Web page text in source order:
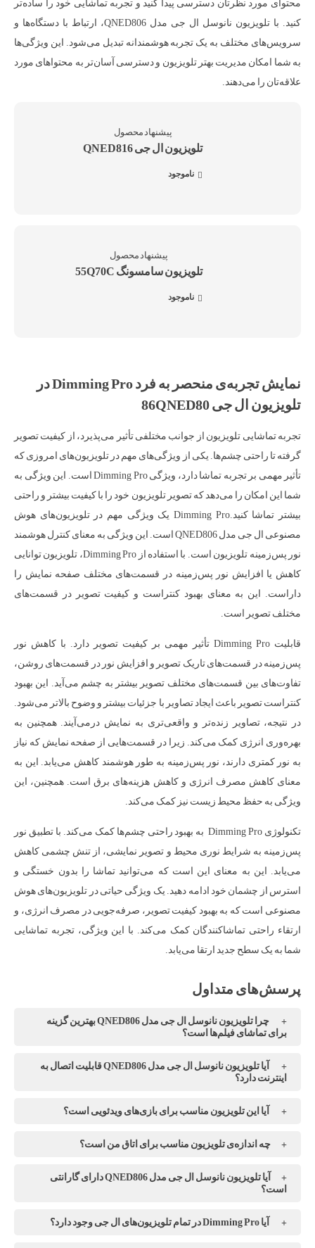
محتوای مورد نظرتان دسترسی پیدا کنید و تجربه تماشایی خود را ساده‌تر
کنید. با تلویزیون نانوسل ال جی مدل QNED806، ارتباط با دستگاه‌ها و
سرویس‌های مختلف به یک تجربه هوشمندانه تبدیل می‌شود. این ویژگی‌ها
به شما امکان مدیریت بهتر تلویزیون و دسترسی آسان‌تر به محتواهای مورد
علاقه‌تان را می‌دهند.
تلویزیون ال جی QNED816
ناموجود
تلویزیون سامسونگ 55Q70C
ناموجود
نمایش تجربه‌ی منحصر به فرد Dimming Pro در
تلویزیون ال جی 86QNED80
تجربه تماشایی تلویزیون از جوانب مختلفی تأثیر می‌پذیرد، از کیفیت تصویر
گرفته تا راحتی چشم‌ها. یکی از ویژگی‌های مهم در تلویزیون‌های امروزی که
تأثیر مهمی بر تجربه تماشا دارد، ویژگی Dimming Pro است. این ویژگی به
شما این امکان را می‌دهد که تصویر تلویزیون خود را با کیفیت بیشتر و راحتی
بیشتر تماشا کنید.Dimming Pro یک ویژگی مهم در تلویزیون‌های هوش
مصنوعی ال جی مدل QNED806 است. این ویژگی به معنای کنترل هوشمند
نور پس‌زمینه تلویزیون است. با استفاده از Dimming Pro، تلویزیون توانایی
کاهش یا افزایش نور پس‌زمینه در قسمت‌های مختلف صفحه نمایش را
داراست. این به معنای بهبود کنتراست و کیفیت تصویر در قسمت‌های
مختلف تصویر است.
قابلیت Dimming Pro تأثیر مهمی بر کیفیت تصویر دارد. با کاهش نور
پس‌زمینه در قسمت‌های تاریک تصویر و افزایش نور در قسمت‌های روشن،
تفاوت‌های بین قسمت‌های مختلف تصویر بیشتر به چشم می‌آید. این بهبود
کنتراست تصویر باعث ایجاد تصاویر با جزئیات بیشتر و وضوح بالاتر می‌شود.
در نتیجه، تصاویر زنده‌تر و واقعی‌تری به نمایش درمی‌آیند. همچنین به
بهره‌وری انرژی کمک می‌کند. زیرا در قسمت‌هایی از صفحه نمایش که نیاز
به نور کمتری دارند، نور پس‌زمینه به طور هوشمند کاهش می‌یابد. این به
معنای کاهش مصرف انرژی و کاهش هزینه‌های برق است. همچنین، این
ویژگی به حفظ محیط زیست نیز کمک می‌کند.
تکنولوژی Dimming Pro به بهبود راحتی چشم‌ها کمک می‌کند. با تطبیق نور
پس‌زمینه به شرایط نوری محیط و تصویر نمایشی، از تنش چشمی کاهش
می‌یابد. این به معنای این است که می‌توانید تماشا را بدون خستگی و
استرس از چشمان خود ادامه دهید. یک ویژگی حیاتی در تلویزیون‌های هوش
مصنوعی است که به بهبود کیفیت تصویر، صرفه‌جویی در مصرف انرژی، و
ارتقاء راحتی تماشاکنندگان کمک می‌کند. با این ویژگی، تجربه تماشایی
شما به یک سطح جدید ارتقا می‌یابد.
چرا تلویزیون نانوسل ال جی مدل QNED806 بهترین گزینه
برای تماشای فیلم‌ها است؟
آیا تلویزیون نانوسل ال جی مدل QNED806 قابلیت اتصال به
اینترنت دارد؟
آیا این تلویزیون مناسب برای بازی‌های ویدئویی است؟
چه اندازه‌ی تلویزیون مناسب برای اتاق من است؟
آیا تلویزیون نانوسل ال جی مدل QNED806 دارای گارانتی
است؟
آیا Dimming Pro در تمام تلویزیون‌های ال جی وجود دارد؟